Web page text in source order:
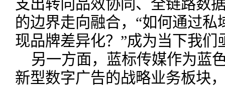
支出转向品效协同、全链路数
的边界走向融合，“如何通过
现品牌差异化？”成为当下我们
另一方面，蓝标传媒作为蓝
新型数字广告的战略业务板块